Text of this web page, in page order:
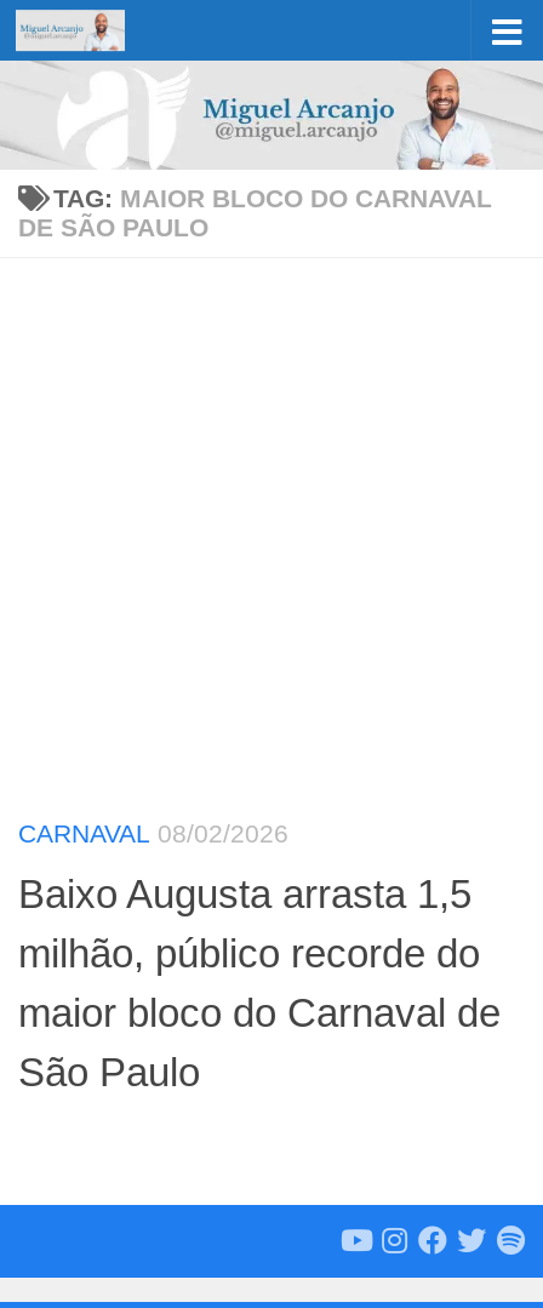
Skip to content
TAG: MAIOR BLOCO DO CARNAVAL
DE SÃO PAULO
CARNAVAL 08/02/2026
Baixo Augusta arrasta 1,5
milhão, público recorde do
maior bloco do Carnaval de
São Paulo